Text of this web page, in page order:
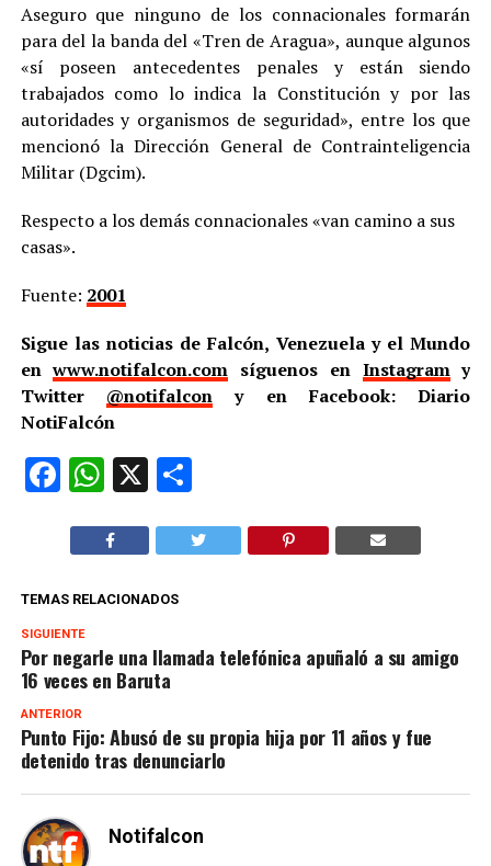
Aseguro que ninguno de los connacionales formarán
para del la banda del «Tren de Aragua», aunque algunos
«sí poseen antecedentes penales y están siendo
trabajados como lo indica la Constitución y por las
autoridades y organismos de seguridad», entre los que
mencionó la Dirección General de Contrainteligencia
Militar (Dgcim).
Respecto a los demás connacionales «van camino a sus
casas».
Fuente: 2001
Sigue las noticias de Falcón, Venezuela y el Mundo
enwww.notifalcon.com síguenos en Instagramy
Twitter @notifalcon y en Facebook: Diario
NotiFalcón
Facebook
WhatsApp
X Compartir
TEMAS RELACIONADOS
SIGUIENTE
Por negarle una llamada telefónica apuñaló a su amigo
16 veces en Baruta
ANTERIOR
Punto Fijo: Abusó de su propia hija por 11 años y fue
detenido tras denunciarlo
Notifalcon